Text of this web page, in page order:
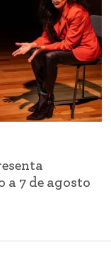
a 7 de agosto